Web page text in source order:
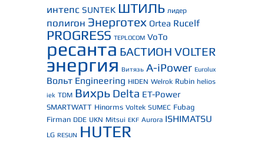
интепс SUNTEK ШТИЛЬ лидер
полигон Энерготех Ortea Rucelf
PROGRESS TEPLOCOM VoTo
ресанта БАСТИОН VOLTER
энергия Витязь A-iPower Eurolux
Вольт Engineering HIDEN Welrok Rubin helios
iek TDM Вихрь Delta ET-Power
SMARTWATT Hinorms Voltek SUMEC Fubag
Firman DDE UKN Mitsui EKF Aurora ISHIMATSU
LG RESUN HUTER